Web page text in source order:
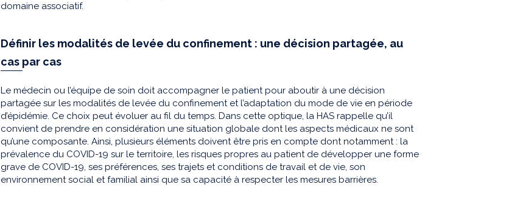
domaine associatif.
Définir les modalités de levée du confinement : une décision partagée, au
cas par cas
Le médecin ou l’équipe de soin doit accompagner le patient pour aboutir à une décision
partagée sur les modalités de levée du confinement et l’adaptation du mode de vie en période
d’épidémie. Ce choix peut évoluer au fil du temps. Dans cette optique, la HAS rappelle qu’il
convient de prendre en considération une situation globale dont les aspects médicaux ne sont
qu’une composante. Ainsi, plusieurs éléments doivent être pris en compte dont notamment : la
prévalence du COVID-19 sur le territoire, les risques propres au patient de développer une forme
grave de COVID-19, ses préférences, ses trajets et conditions de travail et de vie, son
environnement social et familial ainsi que sa capacité à respecter les mesures barrières.